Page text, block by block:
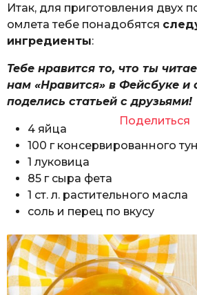
Итак, для приготовления двух
омлета тебе понадобятся
ингредиенты:
Тебе нравится то, что ты
нам «Нравится» в Фейсбуке и
поделись статьей с друзьями!
Поделиться
4 яйца
100 г консервированного
1 луковица
85 г сыра фета
1 ст. л. растительного масла
соль и перец по вкусу